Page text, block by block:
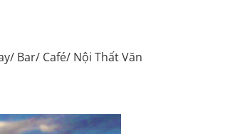
Bar/ Café/ Nội Thất Văn